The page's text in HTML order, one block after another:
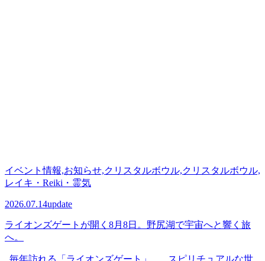
イベント情報,お知らせ,クリスタルボウル,クリスタルボウル,
レイキ・Reiki・霊気
2026.07.14update
ライオンズゲートが開く8月8日。野尻湖で宇宙へと響く旅
へ。